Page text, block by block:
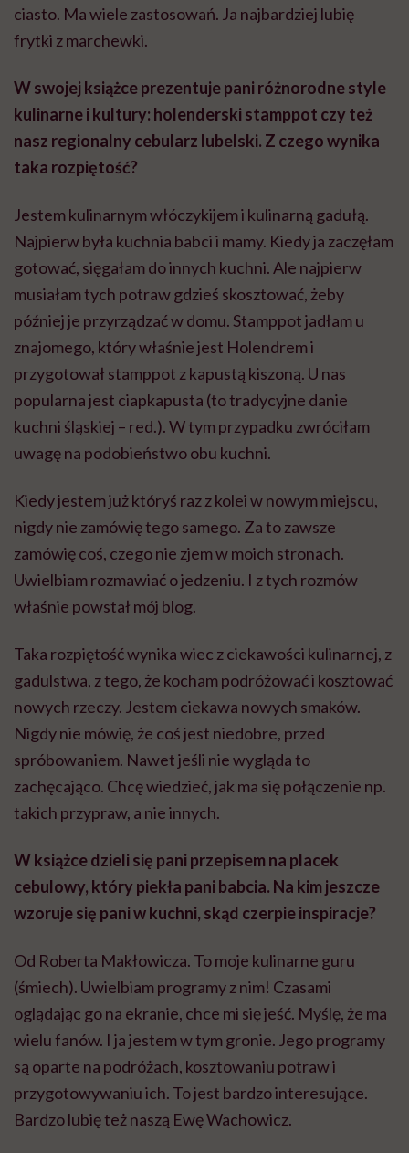
ciasto. Ma wiele zastosowań. Ja najbardziej lubię
frytki z marchewki.
W swojej książce prezentuje pani różnorodne style
kulinarne i kultury: holenderski stamppot czy też
nasz regionalny cebularz lubelski. Z czego wynika
taka rozpiętość?
Jestem kulinarnym włóczykijem i kulinarną gadułą.
Najpierw była kuchnia babci i mamy. Kiedy ja zaczęłam
gotować, sięgałam do innych kuchni. Ale najpierw
musiałam tych potraw gdzieś skosztować, żeby
później je przyrządzać w domu. Stamppot jadłam u
znajomego, który właśnie jest Holendrem i
przygotował stamppot z kapustą kiszoną. U nas
popularna jest ciapkapusta (to tradycyjne danie
kuchni śląskiej – red.). W tym przypadku zwróciłam
uwagę na podobieństwo obu kuchni.
Kiedy jestem już któryś raz z kolei w nowym miejscu,
nigdy nie zamówię tego samego. Za to zawsze
zamówię coś, czego nie zjem w moich stronach.
Uwielbiam rozmawiać o jedzeniu. I z tych rozmów
właśnie powstał mój blog.
Taka rozpiętość wynika wiec z ciekawości kulinarnej, z
gadulstwa, z tego, że kocham podróżować i kosztować
nowych rzeczy. Jestem ciekawa nowych smaków.
Nigdy nie mówię, że coś jest niedobre, przed
spróbowaniem. Nawet jeśli nie wygląda to
zachęcająco. Chcę wiedzieć, jak ma się połączenie np.
takich przypraw, a nie innych.
W książce dzieli się pani przepisem na placek
cebulowy, który piekła pani babcia. Na kim jeszcze
wzoruje się pani w kuchni, skąd czerpie inspiracje?
Od Roberta Makłowicza. To moje kulinarne guru
(śmiech). Uwielbiam programy z nim! Czasami
oglądając go na ekranie, chce mi się jeść. Myślę, że ma
wielu fanów. I ja jestem w tym gronie. Jego programy
są oparte na podróżach, kosztowaniu potraw i
przygotowywaniu ich. To jest bardzo interesujące.
Bardzo lubię też naszą Ewę Wachowicz.